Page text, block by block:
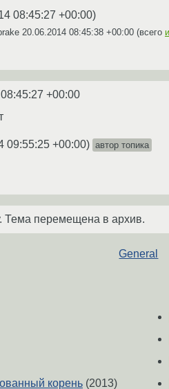
08:45:27 +00:00)
20.06.2014 08:45:38 +00:00 (всего
+00:00
09:55:25 +00:00) автор топика
Тема перемещена в архив.
General
корень (2013)